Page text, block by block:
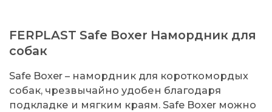
FERPLAST Safe Boxer Намордник для
собак
Safe Boxer – намордник для короткомордых
собак, чрезвычайно удобен благодаря
подкладке и мягким краям. Safe Boxer можно